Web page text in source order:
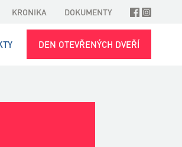
KRONIKA DOKUMENTY
DEN OTEVŘENÝCH DVEŘÍ